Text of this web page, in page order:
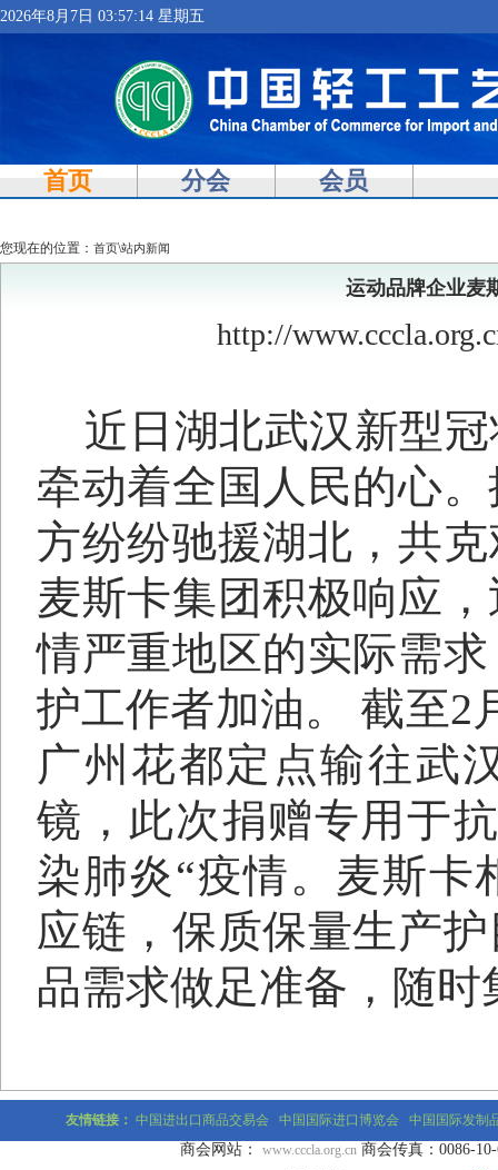
2026年8月7日 03:57:14 星期五
首页 分会 会员
您现在的位置： 首页\站内新闻
运动品牌企业麦
http://
近日湖北武汉新型
牵动着全国人民的心
方纷纷驰援湖北，共
麦斯卡集团积极响应
情严重地区的实际需
护工作者加油。
截至2
广州花都定点输往武
镜，此次捐赠专用于
染肺炎“疫情。麦斯卡
应链，保质保量生产
品需求做足准备，随
友情链接： 中国进出口商品交易会 中国国际进口博览会 中国国际发制
商会网站： www.cccla.org.cn 商会传真：0086-10-